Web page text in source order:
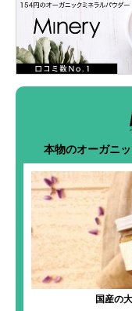
本物のオーガニ
国産の